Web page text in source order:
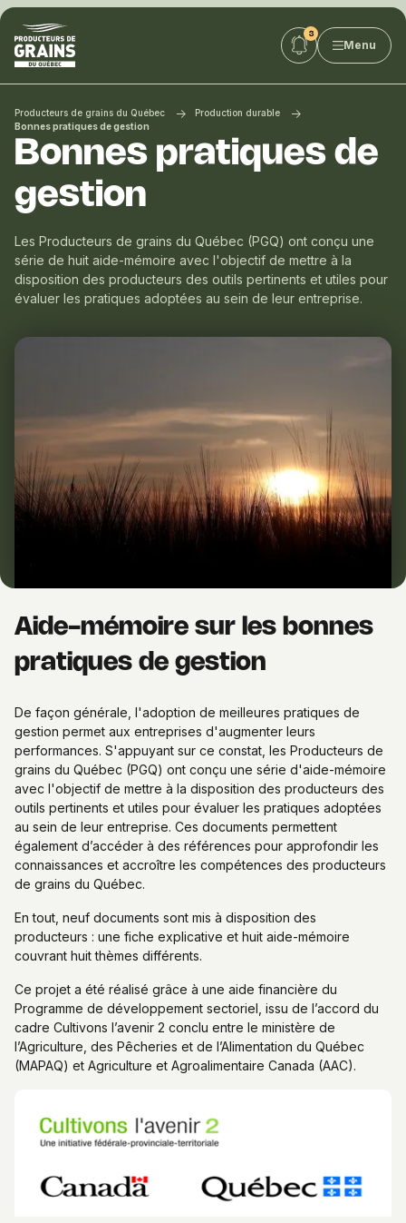
Producteurs
de
grains
du
Québec
:
PGQ
Menu
Producteurs de grains du Québec
Production durable
Bonnes pratiques de gestion
Bonnes pratiques de
gestion
Les Producteurs de grains du Québec (PGQ) ont conçu une
série de huit aide-mémoire avec l'objectif de mettre à la
disposition des producteurs des outils pertinents et utiles pour
évaluer les pratiques adoptées au sein de leur entreprise.
Aide-mémoire sur les bonnes
pratiques de gestion
De façon générale, l'adoption de meilleures pratiques de
gestion permet aux entreprises d'augmenter leurs
performances. S'appuyant sur ce constat, les Producteurs de
grains du Québec (PGQ) ont conçu une série d'aide-mémoire
avec l'objectif de mettre à la disposition des producteurs des
outils pertinents et utiles pour évaluer les pratiques adoptées
au sein de leur entreprise. Ces documents permettent
également d’accéder à des références pour approfondir les
connaissances et accroître les compétences des producteurs
de grains du Québec.
En tout, neuf documents sont mis à disposition des
producteurs : une fiche explicative et huit aide-mémoire
couvrant huit thèmes différents.
Ce projet a été réalisé grâce à une aide financière du
Programme de développement sectoriel, issu de l’accord du
cadre Cultivons l’avenir 2 conclu entre le ministère de
l’Agriculture, des Pêcheries et de l’Alimentation du Québec
(MAPAQ) et Agriculture et Agroalimentaire Canada (AAC).